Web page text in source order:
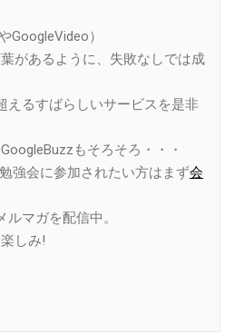
GoogleVideo）
があるように、失敗なしでは成
えるすばらしいサービスを是非
もそろそろ・・・
強会に参加されたい方はまず会
マガを配信中。
しみ!